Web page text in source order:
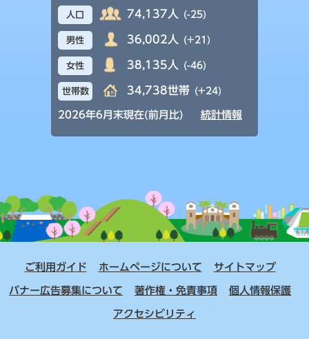
人口 74,137人 (-25)
男性 36,002人 (+21)
女性 38,135人 (-46)
世帯数 34,738世帯 (+24)
2026年6月末現在(前月比) 統計情報
ご利用ガイド ホームページについて サイトマップ
バナー広告募集について 著作権・免責事項 個人情報保護
アクセシビリティ